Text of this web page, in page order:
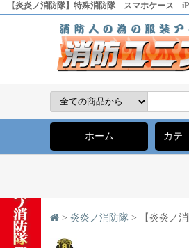
【炎炎ノ消防隊】特殊消防隊 スマホケース
ホーム カテ
> 炎炎ノ消防隊 > 【炎炎ノ